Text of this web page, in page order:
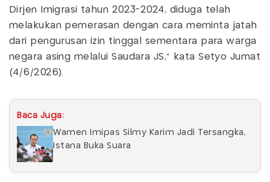
Dirjen Imigrasi tahun 2023-2024, diduga telah
melakukan pemerasan dengan cara meminta jatah
dari pengurusan izin tinggal sementara para warga
negara asing melalui Saudara JS," kata Setyo Jumat
(4/6/2026).
Baca Juga:
Wamen Imipas Silmy Karim Jadi Tersangka,
Istana Buka Suara